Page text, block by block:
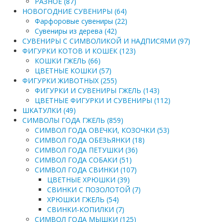
НОВОГОДНИЕ СУВЕНИРЫ (64)
Фарфоровые сувениры (22)
Сувениры из дерева (42)
СУВЕНИРЫ С СИМВОЛИКОЙ И НАДПИСЯМИ (97)
ФИГУРКИ КОТОВ И КОШЕК (123)
КОШКИ ГЖЕЛЬ (66)
ЦВЕТНЫЕ КОШКИ (57)
ФИГУРКИ ЖИВОТНЫХ (255)
ФИГУРКИ И СУВЕНИРЫ ГЖЕЛЬ (143)
ЦВЕТНЫЕ ФИГУРКИ И СУВЕНИРЫ (112)
ШКАТУЛКИ (49)
СИМВОЛЫ ГОДА ГЖЕЛЬ (859)
СИМВОЛ ГОДА ОВЕЧКИ, КОЗОЧКИ (53)
СИМВОЛ ГОДА ОБЕЗЬЯНКИ (18)
СИМВОЛ ГОДА ПЕТУШКИ (36)
СИМВОЛ ГОДА СОБАКИ (51)
СИМВОЛ ГОДА СВИНКИ (107)
ЦВЕТНЫЕ ХРЮШКИ (39)
СВИНКИ С ПОЗОЛОТОЙ (7)
ХРЮШКИ ГЖЕЛЬ (54)
СВИНКИ-КОПИЛКИ (7)
СИМВОЛ ГОДА МЫШКИ (125)